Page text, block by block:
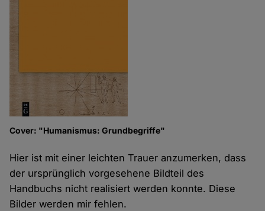
Cover: "Humanismus: Grundbegriffe"
Hier ist mit einer leichten Trauer anzumerken, dass
der ursprünglich vorgesehene Bildteil des
Handbuchs nicht realisiert werden konnte. Diese
Bilder werden mir fehlen.